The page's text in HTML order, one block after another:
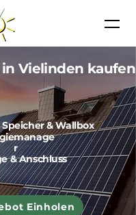
Vielinden kaufen
& Wallbox
r
& Anschluss
Einholen